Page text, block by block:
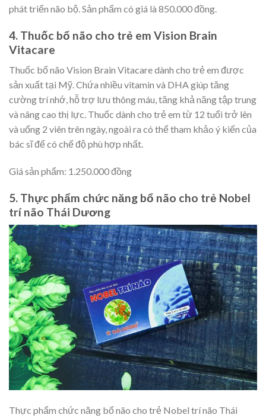
phát triển não bộ. Sản phẩm có giá là 850.000 đồng.
4. Thuốc bổ não cho trẻ em Vision Brain
Vitacare
Thuốc bổ não Vision Brain Vitacare dành cho trẻ em được
sản xuất tại Mỹ. Chứa nhiều vitamin và DHA giúp tăng
cường trí nhớ, hỗ trợ lưu thông máu, tăng khả năng tập trung
và nâng cao thị lực. Thuốc dành cho trẻ em từ 12 tuổi trở lên
và uống 2 viên trên ngày, ngoài ra có thể tham khảo ý kiến của
bác sĩ để có chế độ phù hợp nhất.
Giá sản phẩm: 1.250.000 đồng
5. Thực phẩm chức năng bổ não cho trẻ Nobel
trí não Thái Dương
Thực phẩm chức năng bổ não cho trẻ Nobel trí não Thái